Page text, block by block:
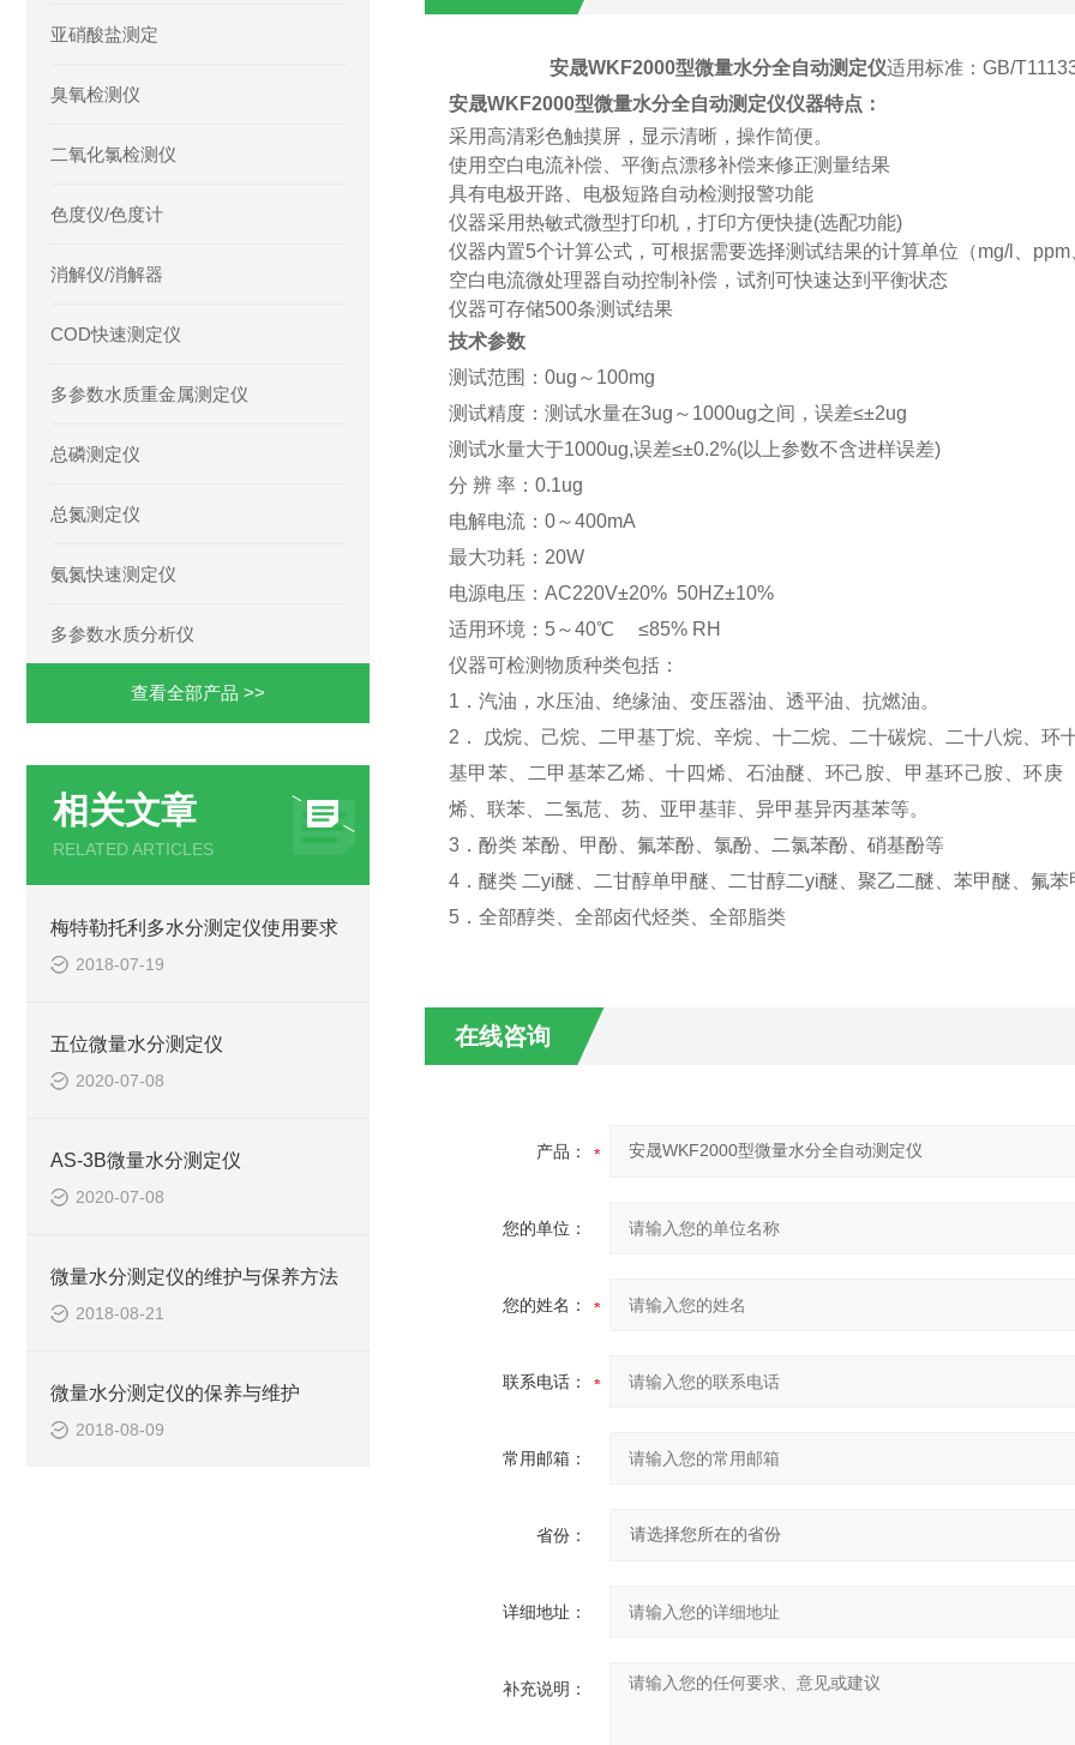
亚硝酸盐测定
臭氧检测仪
二氧化氯检测仪
色度仪/色度计
消解仪/消解器
COD快速测定仪
多参数水质重金属测定仪
总磷测定仪
总氮测定仪
氨氮快速测定仪
多参数水质分析仪
查看全部产品 >>
相关文章
RELATED ARTICLES
梅特勒托利多水分测定仪使用要求
2018-07-19
五位微量水分测定仪
2020-07-08
AS-3B微量水分测定仪
2020-07-08
微量水分测定仪的维护与保养方法
2018-08-21
微量水分测定仪的保养与维护
2018-08-09
安晟WKF2000型微量水分全自动测定仪适用标准：GB/
安晟WKF2000型微量水分全自动测定仪仪器特点：
采用高清彩色触摸屏，显示清晰，操作简便。
使用空白电流补偿、平衡点漂移补偿来修正测量结果
具有电极开路、电极短路自动检测报警功能
仪器采用热敏式微型打印机，打印方便快捷(选配功能)
仪器内置5个计算公式， 可根据需要选择测试结果的计算单位（mg/l、ppm
空白电流微处理器自动控制补偿，试剂可快速达到平衡状态
仪器可存储500条测试结果
技术参数
测试范围：0ug～ 100mg
测试精度： 测试水量在3ug ～ 1000ug之间 ， 误差≤±2ug
测试水量大于1000ug,误差≤±0.2%(以上参数不含进样误差)
分 辨 率：0.1ug
电解电流：0～400mA
最大功耗：20W
电源电压：AC220V±20% 50HZ±10%
适用环境：5～40℃
≤85%RH
仪器可检测物质种类包括：
1．汽油，水压油、绝缘油、变压器油、透平油、抗燃油。
2． 戊烷、己烷、二甲基丁烷、辛烷、十二烷、二十碳烷、二十八烷、
基甲苯、二甲基苯乙烯、十四烯、石油醚、环己胺、甲基环己胺、环
烯、联苯、二氢苊、芴、亚甲基菲、异甲基异丙基苯等。
3．酚类 苯酚、甲酚、氟苯酚、氯酚、二氯苯酚、硝基酚等
4．醚类 二yi醚、二甘醇单甲醚、二甘醇二yi醚、聚乙二醚、苯甲醚、氟苯
5．全部醇类、全部卤代烃类、全部脂类
在线咨询
产品：
您的单位：
您的姓名：
联系电话：
常用邮箱：
省份：
详细地址：
补充说明：